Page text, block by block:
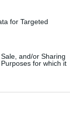
for Targeted
and/or Sharing
for which it